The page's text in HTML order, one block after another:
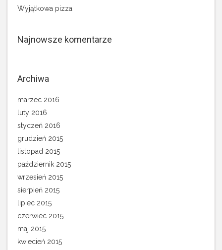
Wyjątkowa pizza
Najnowsze komentarze
Archiwa
marzec 2016
luty 2016
styczeń 2016
grudzień 2015
listopad 2015
październik 2015
wrzesień 2015
sierpień 2015
lipiec 2015
czerwiec 2015
maj 2015
kwiecień 2015